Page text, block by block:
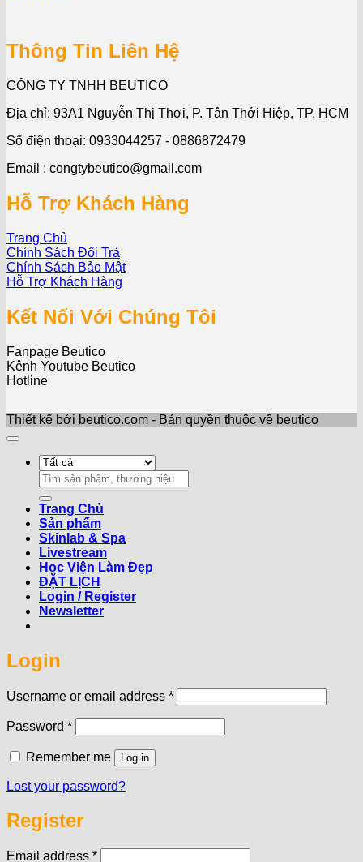
Thông Tin Liên Hệ
CÔNG TY TNHH BEUTICO
Địa chỉ: 93A1 Nguyễn Thị Thơi, P. Tân Thới Hiệp, TP. HCM
Số điện thoại: 0933044257 - 0886872479
Email : congtybeutico@gmail.com
Hỗ Trợ Khách Hàng
Trang Chủ
Chính Sách Đổi Trả
Chính Sách Bảo Mật
Hỗ Trợ Khách Hàng
Kết Nối Với Chúng Tôi
Fanpage Beutico
Kênh Youtube Beutico
Hotline
Thiết kế bởi beutico.com - Bản quyền thuộc về beutico
Search
for:
Trang Chủ
Sản phẩm
Skinlab & Spa
Livestream
Học Viện Làm Đẹp
ĐẶT LỊCH
Login / Register
Newsletter
Login
Username or email address *Required
Password *Required
Remember me Log in
Lost your password?
Register
Email address *Required